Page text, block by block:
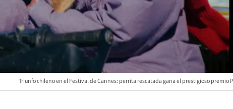
Triunfo chileno en el Festival de Cannes: perrita rescatada gana el prestigioso premio